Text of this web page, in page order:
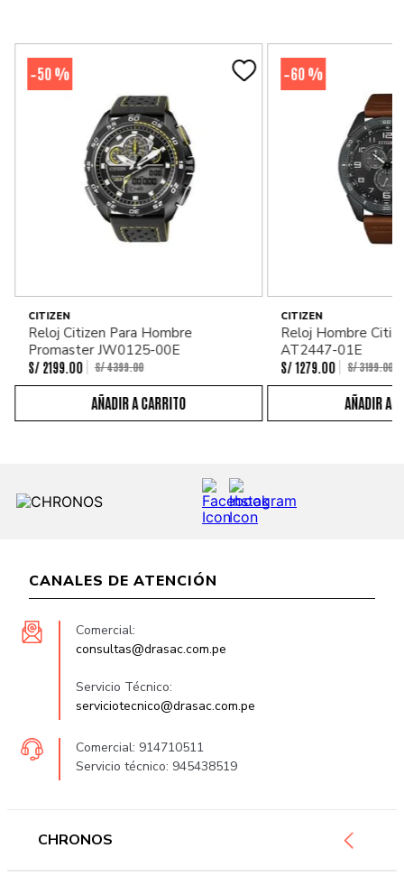
-50 %
CITIZEN
Reloj Citizen Para Hombre
Promaster JW0125-00E
S/ 2199. 00 S/4399.00
-60 %
CITIZEN
Reloj Hombre
AT2447-01E
S/ 1279 00 S/3199.00
CANALES DE ATENCIÓN
Comercial:
consultas@drasac.com.pe
Servicio Técnico:
serviciotecnico@drasac.com.pe
Comercial: 914710511
Servicio técnico: 945438519
CHRONOS